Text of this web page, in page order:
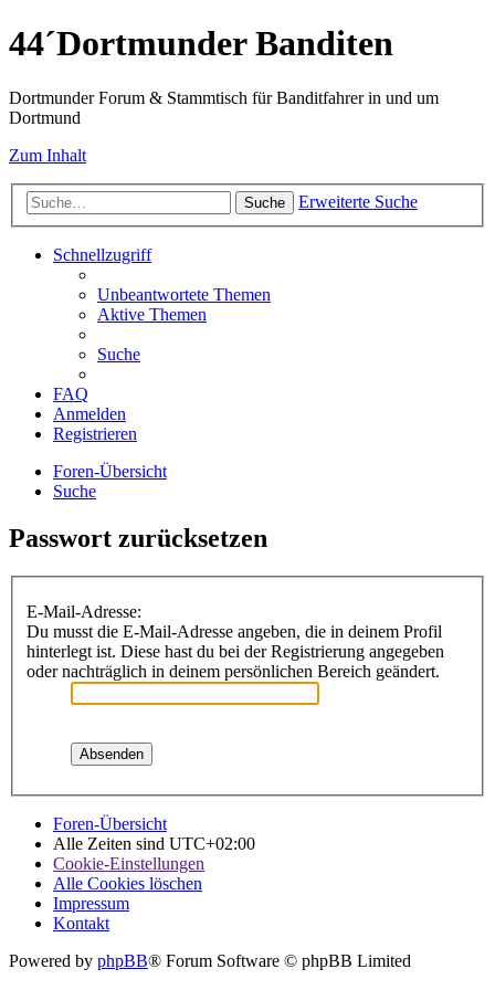
44´Dortmunder Banditen
Dortmunder Forum & Stammtisch für Banditfahrer in und um
Dortmund
Zum Inhalt
Suche Erweiterte Suche
Schnellzugriff
Unbeantwortete Themen
Aktive Themen
Suche
FAQ
Anmelden
Registrieren
Foren-Übersicht
Suche
Passwort zurücksetzen
E-Mail-Adresse:
Du musst die E-Mail-Adresse angeben, die in deinem Profil
hinterlegt ist. Diese hast du bei der Registrierung angegeben
oder nachträglich in deinem persönlichen Bereich geändert.
Foren-Übersicht
Alle Zeiten sind UTC+02:00
Cookie-Einstellungen
Alle Cookies löschen
Impressum
Kontakt
Powered by phpBB® Forum Software © phpBB Limited